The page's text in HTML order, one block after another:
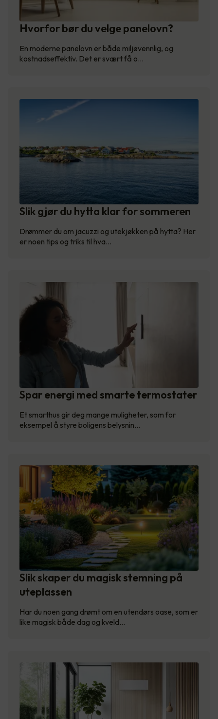
Hvorfor bør du velge panelovn?
En moderne panelovn er både miljøvennlig, og
kostnadseffektiv. Det er svært få o…
Slik gjør du hytta klar for sommeren
Drømmer du om jacuzzi og utekjøkken på hytta? Her
er noen tips og triks til hva…
Spar energi med smarte termostater
Et smarthus gir deg mange muligheter, som for
eksempel å styre boligens belysnin…
Slik skaper du magisk stemning på
uteplassen
Har du noen gang drømt om en utendørs oase, som er
like magisk både dag og kveld…